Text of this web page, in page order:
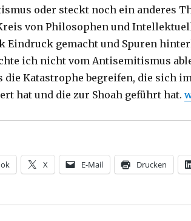
oder steckt noch ein anderes
von Philosophen und
Eindruck gemacht und Spuren
ich nicht vom Antisemitismus
die Katastrophe begreifen, die sich
hat und die zur Shoah geführt hat.
X E-Mail Drucken